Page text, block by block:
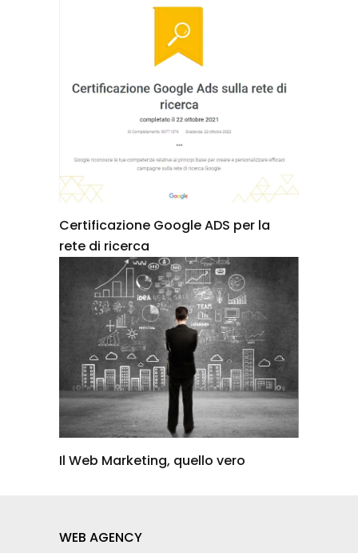
Certificazione Google ADS per la
rete di ricerca
Il Web Marketing, quello vero
WEB AGENCY